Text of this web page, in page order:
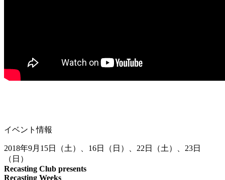
イベント情報
2018年9月 15日（土）、 16日（日）、 22 日（土）、 23日
（日）
Recasting Club presents
Recasting Weeks